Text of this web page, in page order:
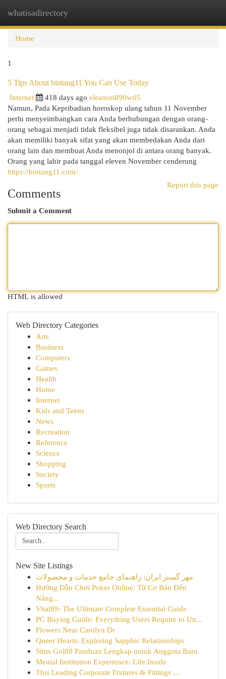
whatisadirectory
Home
1
5 Tips About bintang11 You Can Use Today
Internet
418 days ago eleanori890wrl5
Namun, Pada Kepribadian horoskop ulang tahun 11 November
perlu menyeimbangkan cara Anda berhubungan dengan orang-
orang sebagai menjadi tidak fleksibel juga tidak disarankan. Anda
akan memiliki banyak sifat yang akan membedakan Anda dari
orang lain dan membuat Anda menonjol di antara orang banyak.
Orang yang lahir pada tanggal eleven November cenderung
https://bintang11.com/
Report this page
Comments
Submit a Comment
HTML is allowed
Web Directory Categories
Arts
Business
Computers
Games
Health
Home
Internet
Kids and Teens
News
Recreation
Reference
Science
Shopping
Society
Sports
Web Directory Search
New Site Listings
مهر گستر ایران: راهنمای جامع خدمات و محصولات
Hướng Dẫn Chơi Poker Online: Từ Cơ Bản Đến
Nâng...
Vital89: The Ultimate Complete Essential Guide
PC Buying Guide: Everything Users Require to Un...
Flowers Near Carolyn Dr
Queer Hearts: Exploring Sapphic Relationships
Situs Gol88 Panduan Lengkap untuk Anggota Baru
Mental Institution Experience: Life Inside
This Leading Corporate Fixtures & Fittings ...